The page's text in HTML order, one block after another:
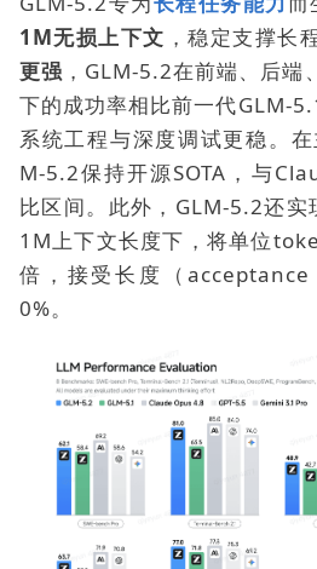
1M无损上下文 ，稳定支撑长
更强 ，GLM-5.2在前端、后端
下的成功率相比前一代GLM-
系统工程与深度调试更稳。
M-5.2保持开源SOTA，与
比区间。此外， GLM-5.2还实
1M上下文长度下，将单位
倍，接受长度（
0%。